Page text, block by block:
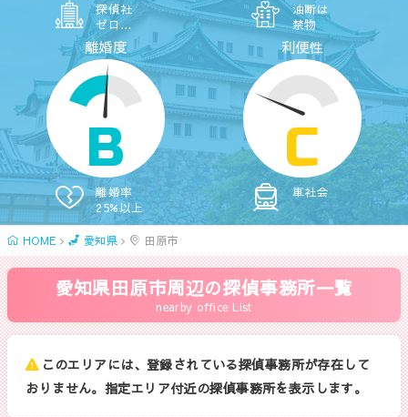
探偵社
ゼロ…
油断は
禁物
離婚度
B
離婚率
25%以上
利便性
C
車社会
HOME 愛知県 田原市
愛知県田原市周辺の探偵事務所一覧
nearby office List
このエリアには、登録されている探偵事務所が存在して
おりません。指定エリア付近の探偵事務所を表示します。